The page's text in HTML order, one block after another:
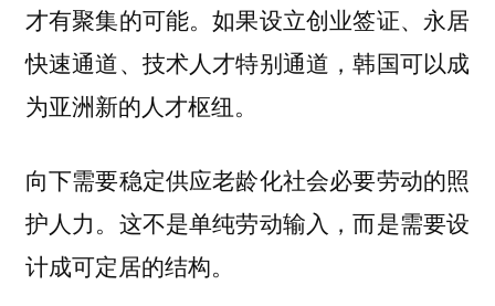
才有聚集的可能。如果设立创业签证、永居
快速通道、技术人才特别通道，韩国可以成
为亚洲新的人才枢纽。
向下需要稳定供应老龄化社会必要劳动的照
护人力。这不是单纯劳动输入，而是需要设
计成可定居的结构。